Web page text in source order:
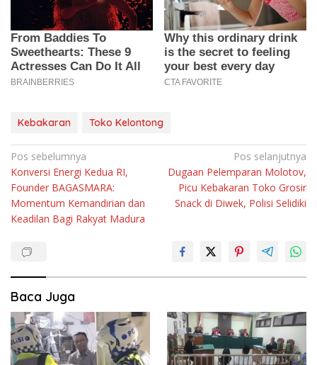
Kebakaran Toko Kelontong
Navigasi
pos
Pos sebelumnya
Konversi Energi Kedua RI,
Founder BAGASMARA:
Momentum Kemandirian dan
Keadilan Bagi Rakyat Madura
Pos selanjutnya
Dugaan Pelemparan Molotov,
Picu Kebakaran Toko Grosir
Snack di Diwek, Polisi Selidiki
Baca Juga